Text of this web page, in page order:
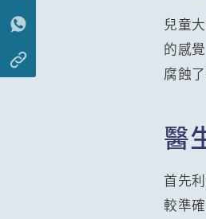
兒童
的感
腐蝕
醫
首先
較準